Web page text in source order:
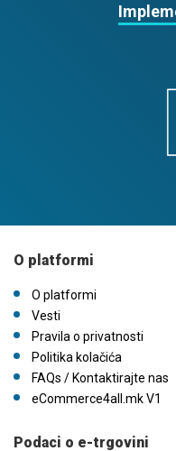
O platformi
O platformi
Vesti
Pravila o privatnosti
Politika kolačića
FAQs / Kontaktirajte nas
eCommerce4all.mk V1
Podaci o e-trgovini